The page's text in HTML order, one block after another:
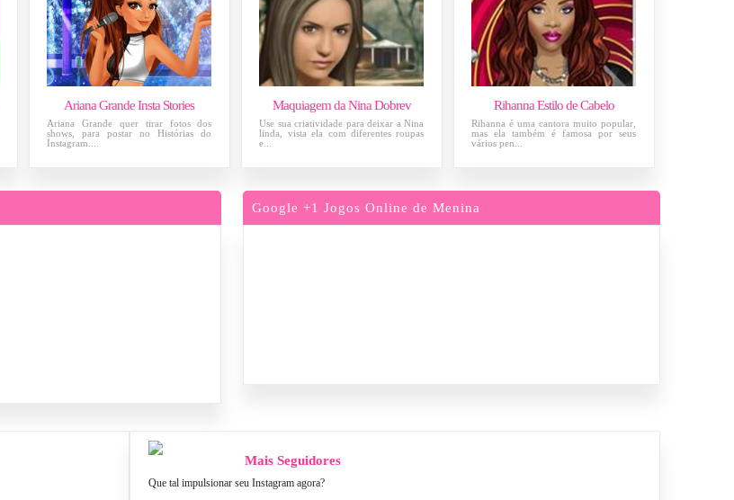
Ariana Grande Insta Stories
Ariana Grande quer tirar fotos dos
shows, para postar no Histórias do
Instagram....
Maquiagem da Nina Dobrev
Use sua criatividade para deixar a Nina
linda, vista ela com diferentes roupas
e...
Rihanna Estilo de Cabelo
Rihanna é uma cantora muito popular,
mas ela também é famosa por seus
vários pen...
Google +1 Jogos Online de Menina
Mais Seguidores
Que tal impulsionar seu Instagram agora?